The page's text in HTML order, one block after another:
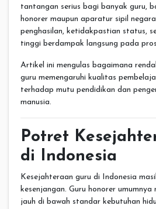
tantangan serius bagi banyak guru,
honorer maupun aparatur sipil
penghasilan, ketidakpastian status,
tinggi berdampak langsung pada
Artikel ini mengulas bagaimana
guru memengaruhi kualitas
terhadap mutu pendidikan dan
manusia.
Potret
di Indonesia
Kesejahteraan guru di Indonesia
kesenjangan. Guru honorer umumnya
jauh di bawah standar kebutuhan